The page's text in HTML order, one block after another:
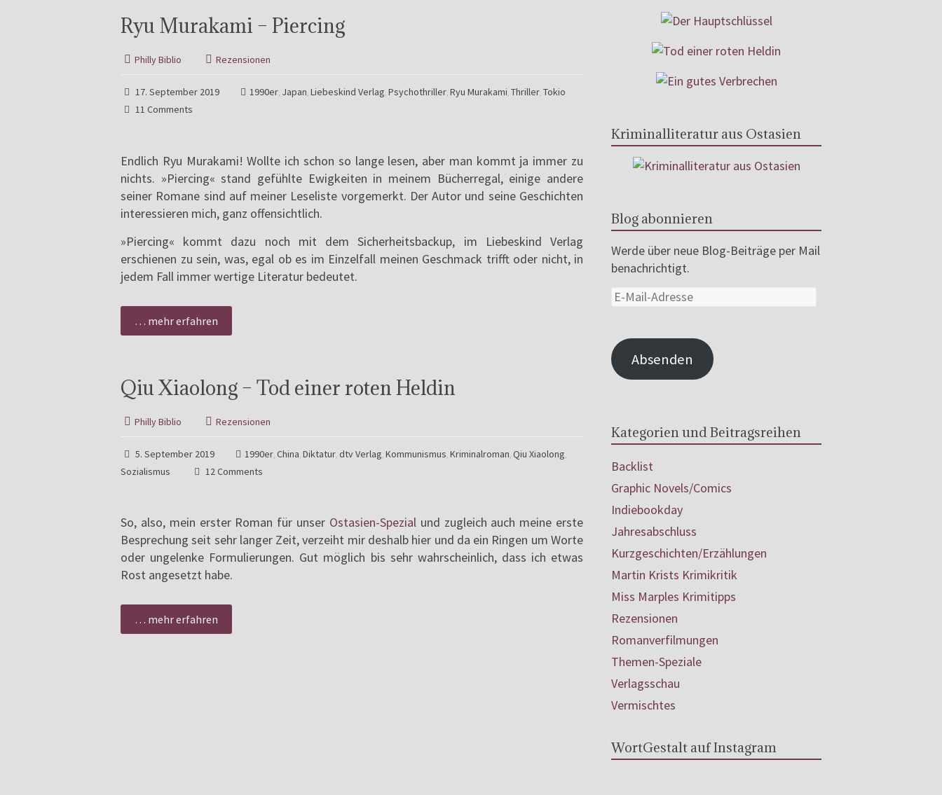
Ryu Murakami – Piercing
Philly Biblio Rezensionen
17. September 2019 1990er, Japan, Liebeskind Verlag, Psychothriller, Ryu Murakami, Thriller, Tokio
11 Comments
Endlich Ryu Murakami! Wollte ich schon so lange lesen, aber man kommt ja immer zu
nichts. »Piercing« stand gefühlte Ewigkeiten in meinem Bücherregal, einige andere
seiner Romane sind auf meiner Leseliste vorgemerkt. Der Autor und seine Geschichten
interessieren mich, ganz offensichtlich.
»Piercing« kommt dazu noch mit dem Sicherheitsbackup, im Liebeskind Verlag
erschienen zu sein, was, egal ob es im Einzelfall meinen Geschmack trifft oder nicht, in
jedem Fall immer wertige Literatur bedeutet.
… mehr erfahren
Qiu Xiaolong – Tod einer roten Heldin
Philly Biblio Rezensionen
5. September 2019 1990er China Diktatur dtv Verlag Kommunismus Kriminalroman Qiu Xiaolong
Sozialismus 12 Comments
So, also, mein erster Roman für unser Ostasien-Spezialund zugleich auch meine erste
Besprechung seit sehr langer Zeit, verzeiht mir deshalb hier und da ein Ringen um Worte
oder ungelenke Formulierungen. Gut möglich bis sehr wahrscheinlich, dass ich etwas
Rost angesetzt habe.
… mehr erfahren
Kriminalliteratur aus Ostasien
Blog abonnieren
Werde über neue Blog-Beiträge per Mail
benachrichtigt.
Absenden
Kategorien und Beitragsreihen
Backlist
Graphic Novels/Comics
Indiebookday
Jahresabschluss
Kurzgeschichten/Erzählungen
Martin Krists Krimikritik
Miss Marples Krimitipps
Rezensionen
Romanverfilmungen
Themen-Speziale
Verlagsschau
Vermischtes
WortGestalt auf Instagram